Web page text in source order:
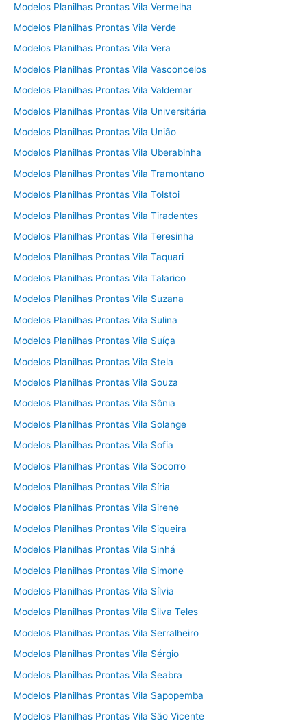
Modelos Planilhas Prontas Vila Vermelha
Modelos Planilhas Prontas Vila Verde
Modelos Planilhas Prontas Vila Vera
Modelos Planilhas Prontas Vila Vasconcelos
Modelos Planilhas Prontas Vila Valdemar
Modelos Planilhas Prontas Vila Universitária
Modelos Planilhas Prontas Vila União
Modelos Planilhas Prontas Vila Uberabinha
Modelos Planilhas Prontas Vila Tramontano
Modelos Planilhas Prontas Vila Tolstoi
Modelos Planilhas Prontas Vila Tiradentes
Modelos Planilhas Prontas Vila Teresinha
Modelos Planilhas Prontas Vila Taquari
Modelos Planilhas Prontas Vila Talarico
Modelos Planilhas Prontas Vila Suzana
Modelos Planilhas Prontas Vila Sulina
Modelos Planilhas Prontas Vila Suíça
Modelos Planilhas Prontas Vila Stela
Modelos Planilhas Prontas Vila Souza
Modelos Planilhas Prontas Vila Sônia
Modelos Planilhas Prontas Vila Solange
Modelos Planilhas Prontas Vila Sofia
Modelos Planilhas Prontas Vila Socorro
Modelos Planilhas Prontas Vila Síria
Modelos Planilhas Prontas Vila Sirene
Modelos Planilhas Prontas Vila Siqueira
Modelos Planilhas Prontas Vila Sinhá
Modelos Planilhas Prontas Vila Simone
Modelos Planilhas Prontas Vila Sílvia
Modelos Planilhas Prontas Vila Silva Teles
Modelos Planilhas Prontas Vila Serralheiro
Modelos Planilhas Prontas Vila Sérgio
Modelos Planilhas Prontas Vila Seabra
Modelos Planilhas Prontas Vila Sapopemba
Modelos Planilhas Prontas Vila São Vicente